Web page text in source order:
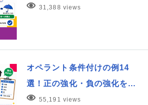
31,388 views
オペラント条件付けの例14
選！正の強化・負の強化を…
55,191 views